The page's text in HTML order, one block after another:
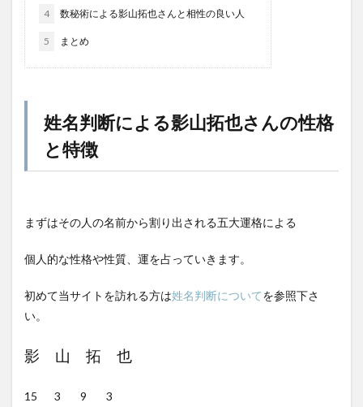
4 数秘術による影山拓也さんと相性の良い人
5 まとめ
姓名判断による影山拓也さんの性格
と特徴
まずはその人の名前から割り出される五大運格による
個人的な性格や性質、運を占っていきます。
初めて当サイトを訪れる方は姓名判断についてを参照下さ
い。
影 山 拓 也
15 3 9 3